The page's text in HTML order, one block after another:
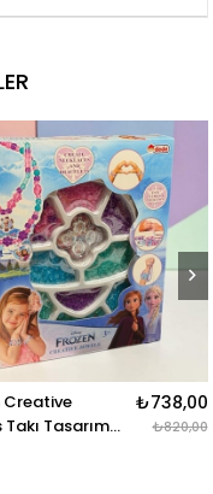
Creative
Tasarım
₺738,00
₺820,00